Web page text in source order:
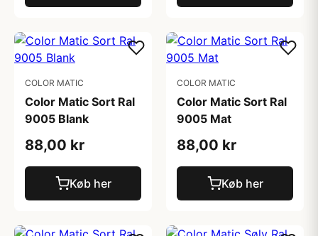
COLOR MATIC
Color Matic Sort Ral
9005 Blank
88,00 kr
Køb her
COLOR MATIC
Color Matic Sort Ral
9005 Mat
88,00 kr
Køb her